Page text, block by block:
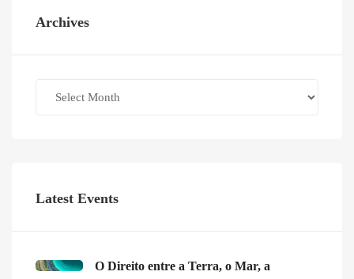
Archives
Latest Events
O Direito entre a Terra, o Mar, a